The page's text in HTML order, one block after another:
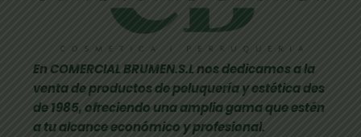
En COMERCIAL BRUMEN.S.L nos dedicamos a la
venta de productos de peluquería y estética des
de 1985, ofreciendo una amplia gama que estén
a tu alcance económico y profesional.